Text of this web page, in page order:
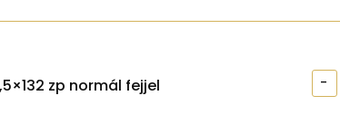
zp normál fejjel -